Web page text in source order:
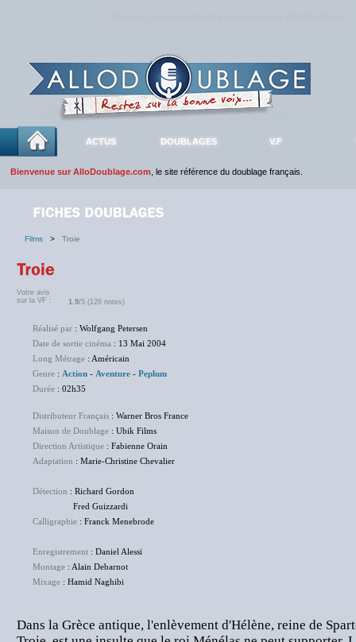
ACTUS DOUBLAGES V.F
Bienvenue sur AlloDoublage.com , le site référence du doublage français.
Films > Troie
Votre avis
sur la VF :
1.9/5 (126 notes)
Réalisé par : Wolfgang Petersen
Date de sortie cinéma : 13 Mai 2004
Long Métrage : Américain
Genre : Action - Aventure - Peplum
Durée : 02h35
Distributeur Français : Warner Bros France
Maison de Doublage : Ubik Films
Direction Artistique : Fabienne Orain
Adaptation : Marie-Christine Chevalier
Détection : Richard Gordon
Fred Guizzardi
Calligraphie : Franck Menebrode
Enregistrement : Daniel Alessi
Montage : Alain Debarnot
Mixage : Hamid Naghibi
Dans la Grèce antique, l'enlèvement d'Hélène, reine de